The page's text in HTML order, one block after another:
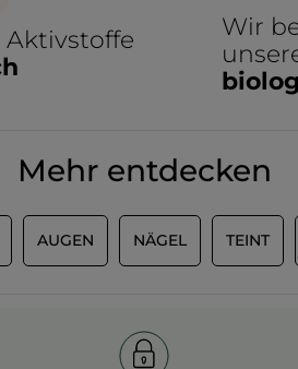
Wir
Mehr entdecken
AUGEN NÄGEL TEINT